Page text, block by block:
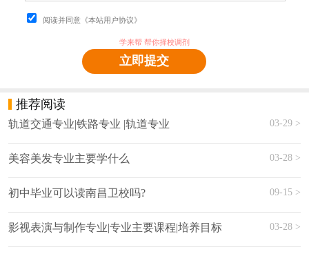
阅读并同意《本站用户协议》
学来帮 帮你择校调剂
立即提交
推荐阅读
轨道交通专业|铁路专业 |轨道专业 03-29 >
美容美发专业主要学什么 03-28 >
初中毕业可以读南昌卫校吗? 09-15 >
影视表演与制作专业|专业主要课程|培养目标 03-28 >